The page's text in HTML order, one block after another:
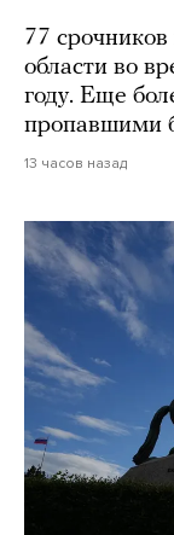
77
области во
году. Еще
пропавшими
13 часов назад